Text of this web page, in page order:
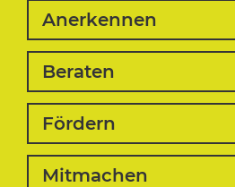
Anerkennen
Beraten
Fördern
Mitmachen